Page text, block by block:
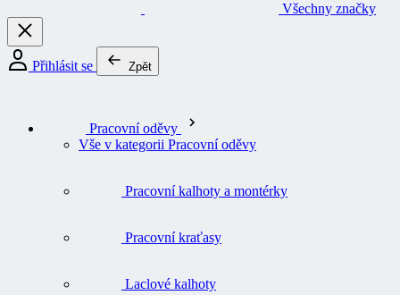
Všechny značky
Přihlásit se Zpět
Pracovní oděvy
Vše v kategorii Pracovní oděvy
Pracovní kalhoty a montérky
Pracovní kraťasy
Laclové kalhoty